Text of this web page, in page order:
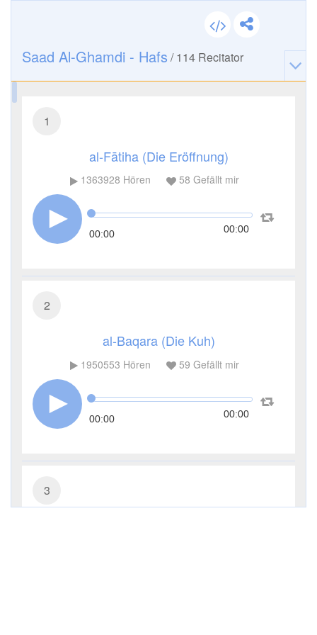
Saad Al-Ghamdi - Hafs /114 Recitator
1
al-Fātiha (Die Eröffnung)
1363928 Hören 58 Gefällt mir
00:00 00:00
2
al-Baqara (Die Kuh)
1950553 Hören 59 Gefällt mir
00:00 00:00
3